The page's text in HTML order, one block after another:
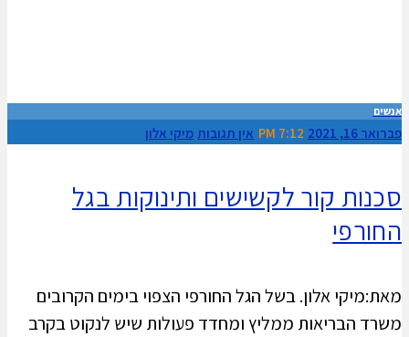
אנשים
פברואר 16, 2021 7:12 PM אין תגובות מיקי אלון
סכנות קור לקשישים ותינוקות בגל
החורפי
מאת:מיקי אלון. בשל הגל החורפי הצפוי בימים הקרובים
משרד הבריאות ממליץ ומחדד פעולות שיש לנקוט בקרב